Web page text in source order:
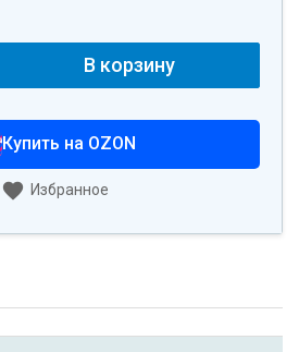
В корзину
Купить на OZON
Избранное